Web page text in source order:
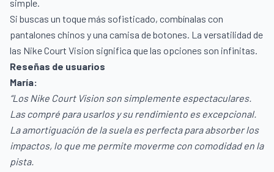
simple.
Si buscas un toque más sofisticado, combínalas con
pantalones chinos y una camisa de botones. La versatilidad de
las Nike Court Vision significa que las opciones son infinitas.
Reseñas de usuarios
María:
“Los Nike Court Vision son simplemente espectaculares.
Las compré para usarlos y su rendimiento es excepcional.
La amortiguación de la suela es perfecta para absorber los
impactos, lo que me permite moverme con comodidad en la
pista.